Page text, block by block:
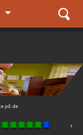
på de